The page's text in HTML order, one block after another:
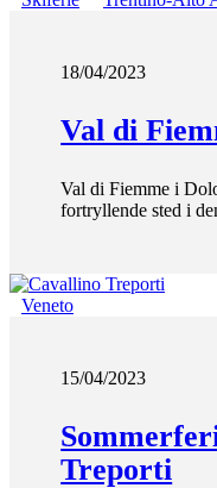
18/04/2023
Val di
Val di Fiemme i
fortryllende sted i
Veneto
15/04/2023
Treporti